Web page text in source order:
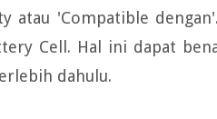
atau 'Compatible
Cell. Hal ini dapat
dahulu.